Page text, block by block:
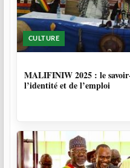
CULTURE
MALIFINIW 2025 : le
l’identité et de l’emploi